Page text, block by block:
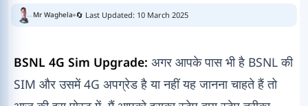
Mr Waghela 🔄 Last Updated: 10 March 2025
BSNL 4G Sim Upgrade: अगर आपके पास भी है BSNL की
SIM और उसमें 4G अपग्रेड है या नहीं यह जानना चाहते हैं तो